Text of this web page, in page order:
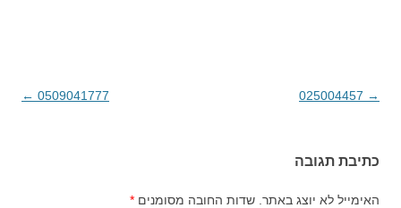
ניווט בפוסטים
→
0509041777
←
כתיבת תגובה
האימייל לא יוצג באתר. שדות החובה מסומנים *